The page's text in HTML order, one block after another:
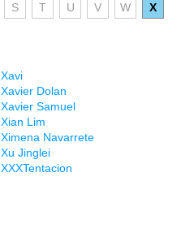
S T U V W X
Xavi
Xavier Dolan
Xavier Samuel
Xian Lim
Ximena Navarrete
Xu Jinglei
XXXTentacion